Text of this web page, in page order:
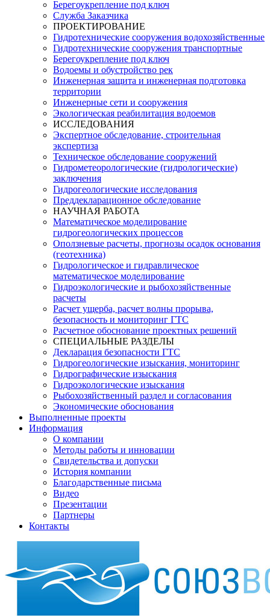
Берегоукрепление под ключ
Служба Заказчика
ПРОЕКТИРОВАНИЕ
Гидротехнические сооружения водохозяйственные
Гидротехнические сооружения транспортные
Берегоукрепление под ключ
Водоемы и обустройство рек
Инженерная защита и инженерная подготовка
территории
Инженерные сети и сооружения
Экологическая реабилитация водоемов
ИССЛЕДОВАНИЯ
Экспертное обследование, строительная
экспертиза
Техническое обследование сооружений
Гидрометеорологические (гидрологические)
заключения
Гидрогеологические исследования
Преддекларационное обследование
НАУЧНАЯ РАБОТА
Математическое моделирование
гидрогеологических процессов
Оползневые расчеты, прогнозы осадок основания
(геотехника)
Гидрологическое и гидравлическое
математическое моделирование
Гидроэкологические и рыбохозяйственные
расчеты
Расчет ущерба, расчет волны прорыва,
безопасность и мониторинг ГТС
Расчетное обоснование проектных решений
СПЕЦИАЛЬНЫЕ РАЗДЕЛЫ
Декларация безопасности ГТС
Гидрогеологические изыскания, мониторинг
Гидрографические изыскания
Гидроэкологические изыскания
Рыбохозяйственный раздел и согласования
Экономические обоснования
Выполненные проекты
Информация
О компании
Методы работы и инновации
Свидетельства и допуски
История компании
Благодарственные письма
Видео
Презентации
Партнеры
Контакты